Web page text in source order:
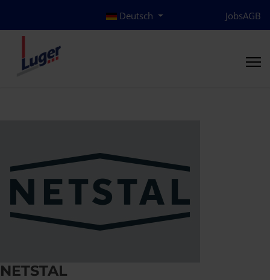
Deutsch JobsAGB
NETSTAL